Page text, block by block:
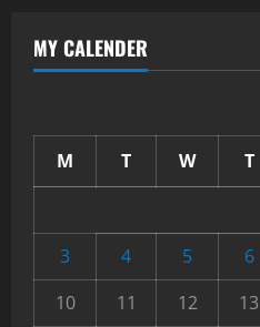
MY CALENDER
M T W T
3
4 5 6
10
11 12 13